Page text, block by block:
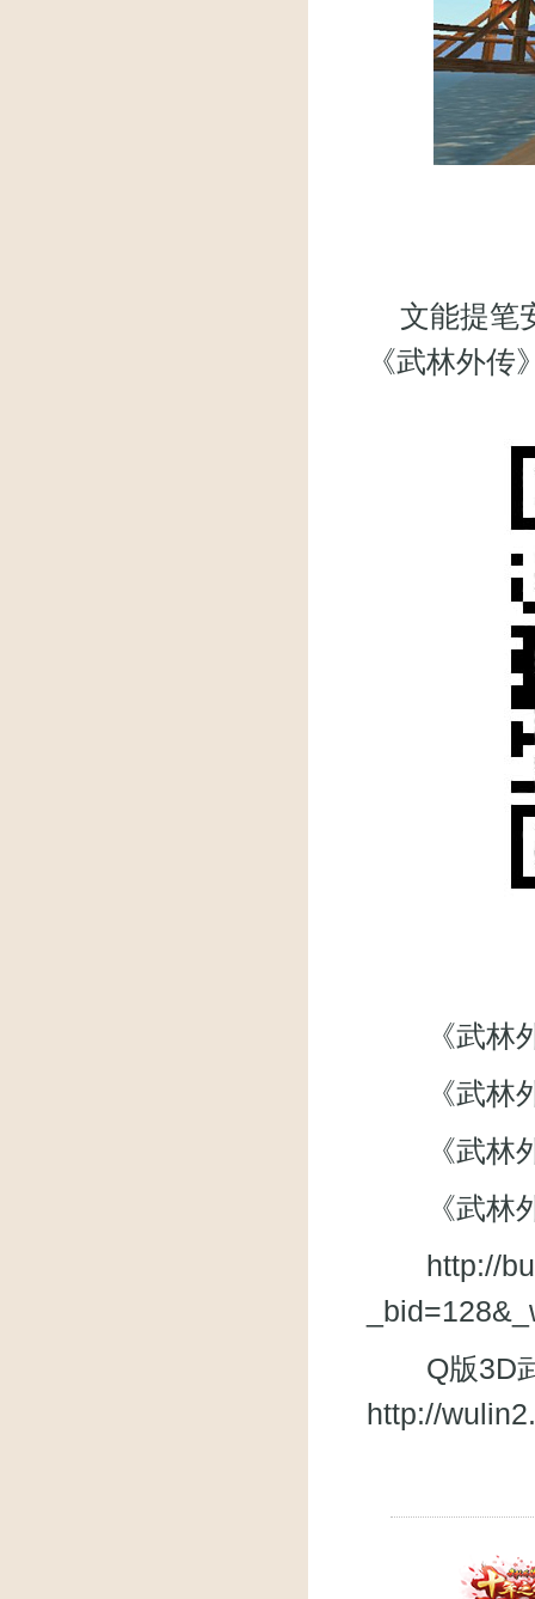
文能提笔
《武林外传
《武林外
《武林外
《武林外
《武林外
http://
Q版3D武
http://